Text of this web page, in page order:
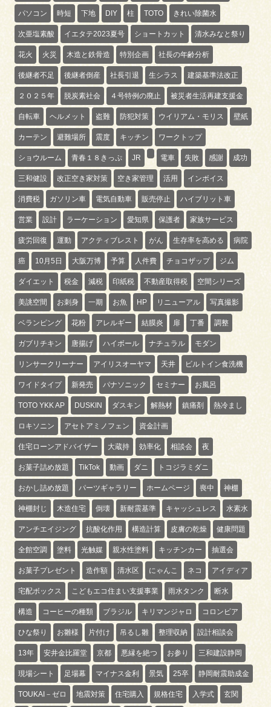
パソコン 時短 下地 DIY 柱 TOTO きれい除菌水
次亜塩素酸 イエタテ2023夏号 ショートカット 清水みなと祭り
花火 火災 木造と鉄骨造 特別企画 社長の年齢分析
後継者不足 後継者倒産 社長引退 生シラス 建築基準法改正
２０２５年 脱炭素社会 ４号特例の廃止 被災者生活再建支援金
自転車 ヘルメット 盗難 防犯対策 ウイリアム・モリス 壁紙
カーテン 避難場所 震度 キッチン ワークトップ
ショウルーム 青春１８きっぷ JR 電車 失敗 感謝 成功
三和健設 改正空き家対策 空き家管理 活用 インボイス
消費税 ガソリン車 電気自動車 販売停止 ハイブリット車
営業 設計 ラーケーション 愛知県 保護者 家族サービス
疲労回復 運動 アクティブレスト がん 生存率を高める 病院
癌 10月5日 大阪万博 予算 人件費 チョコザップ ジム
ダイエット 税金 減税 印紙税 不動産取得税 空間シリーズ
美誂空間 お刺身 一期 お魚 HP リニューアル 写真撮影
ベランピング 花粉 アレルギー 結膜炎 扉 丁番 調整
ガブリチキン 唐揚げ ハイボール ナチュラル モダン
リンサークリーナー アイリスオーヤマ 天井 ビルトイン食洗機
ワイドタイプ 新発売 パナソニック セミナー お風呂
TOTO YKK AP DUSKIN ダスキン 解熱材 鎮痛剤 熱冷まし
ロキソニン アセトアミノフェン 資金計画
住宅ローンアドバイザー 大蔵持 効率化 相談会 夜
お菓子詰め放題 TikTok 動画 ダニ トコジラミダニ
おかし詰め放題 パーツギャラリー ホームページ 喪中 神棚
神棚封じ 木造住宅 倒壊 新耐震基準 キャッシュレス 水素水
アンチエイジング 抗酸化作用 構造計算 皮膚の乾燥 健康問題
全館空調 塗料 光触媒 親水性塗料 キッチンカー 抽選会
お菓子プレゼント 造作額 清水区 にゃんこ ネコ アイディア
宅配ボックス こどもエコ住まい支援事業 雨水タンク 断水
構造 コーヒーの種類 ブラジル キリマンジャロ コロンビア
ひな祭り お雛様 片付け 吊るし雛 整理収納 設計相談会
13年 安井金比羅堂 京都 悪縁を絶つ お参り 三和建設静岡
現場シート 足場幕 マイナス金利 景気 25卒 静岡耐震助成金
TOUKAI－ゼロ 地震対策 住宅購入 規格住宅 入学式 玄関